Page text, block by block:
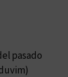
pasado